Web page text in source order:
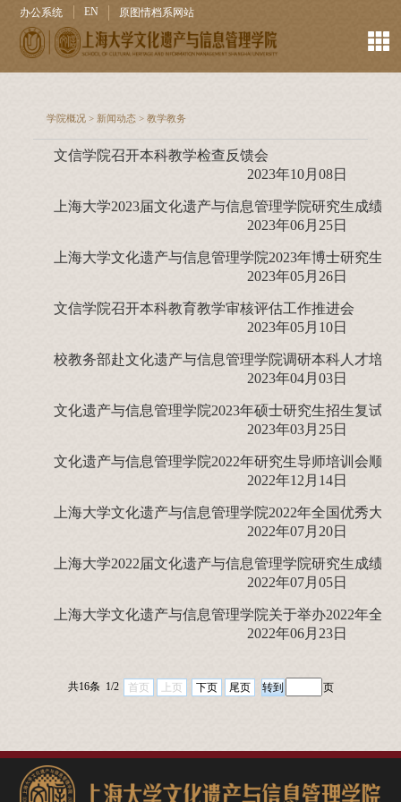
办公系统 EN 原图情档系网站
学院概况 > 新闻动态 >教学教务
文信学院召开本科教学检查反馈会
2023年10月08日
上海大学2023届文化遗产与信息管理学院研究生成绩
2023年06月25日
上海大学文化遗产与信息管理学院2023年博士研究生
2023年05月26日
文信学院召开本科教育教学审核评估工作推进会
2023年05月10日
校教务部赴文化遗产与信息管理学院调研本科人才培养
2023年04月03日
文化遗产与信息管理学院2023年硕士研究生招生复试工
2023年03月25日
文化遗产与信息管理学院2022年研究生导师培训会顺利
2022年12月14日
2022年07月20日
上海大学2022届文化遗产与信息管理学院研究生成绩
2022年07月05日
2022年06月23日
共16条 1/2 首页 上页 下页 尾页 页